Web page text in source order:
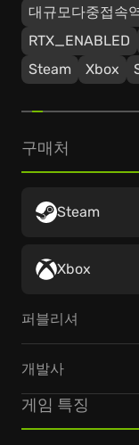
대규모다중접속
RTX_ENABLED
Steam
Xbox
구매처
Steam
Xbox
퍼블리셔
개발사
게임 특징